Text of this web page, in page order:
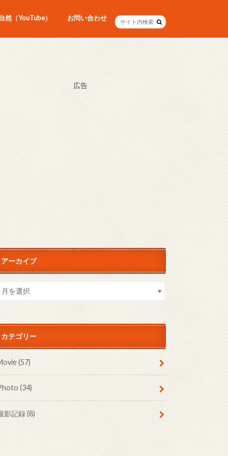
然（YouTube） お問い合わせ
広告
アーカイブ
カテゴリー
(57)
(34)
影記録(8)